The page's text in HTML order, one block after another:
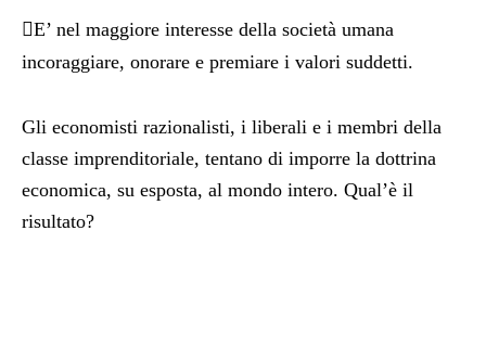
E’ nel maggiore interesse della società umana
incoraggiare, onorare e premiare i valori suddetti.
Gli economisti razionalisti, i liberali e i membri della
classe imprenditoriale, tentano di imporre la dottrina
economica, su esposta, al mondo intero. Qual’è il
risultato?